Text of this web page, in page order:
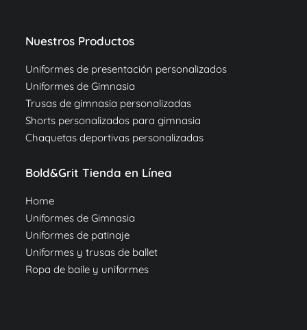
Nuestros Productos
Uniformes de presentación personalizados
Uniformes de Gimnasia
Trusas de gimnasia personalizadas
Shorts personalizados para gimnasia
Chaquetas deportivas personalizadas
Bold&Grit Tienda en Línea
Home
Uniformes de Gimnasia
Uniformes de patinaje
Uniformes y trusas de ballet
Ropa de baile y uniformes